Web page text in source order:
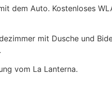
dem Auto. Kostenloses
mit Dusche und
vom La Lanterna.